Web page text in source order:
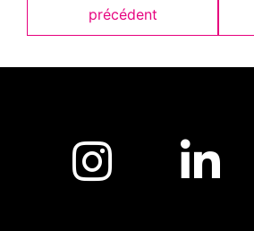
précédent